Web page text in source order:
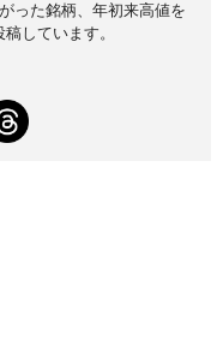
った銘柄、年初来高値を
しています。